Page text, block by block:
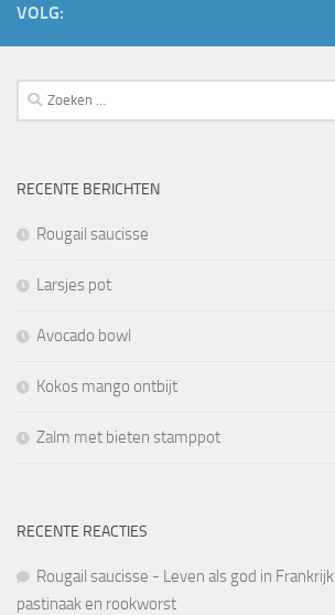
VOLG:
Zoeken
naar:
RECENTE BERICHTEN
Rougail saucisse
Larsjes pot
Avocado bowl
Kokos mango ontbijt
Zalm met bieten stamppot
RECENTE REACTIES
Rougail saucisse - Leven als god in Frankrijk
pastinaak en rookworst